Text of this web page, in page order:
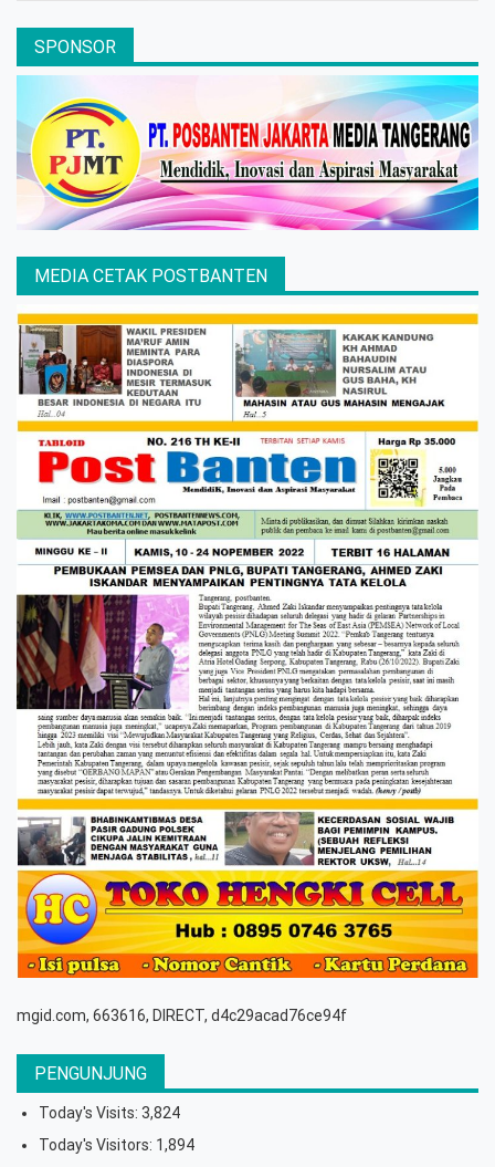
SPONSOR
MEDIA CETAK POSTBANTEN
mgid.com, 663616, DIRECT, d4c29acad76ce94f
PENGUNJUNG
Today's Visits: 3,824
Today's Visitors: 1,894